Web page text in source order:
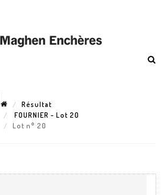
Résultat
FOURNIER - Lot 20
Lot n° 20